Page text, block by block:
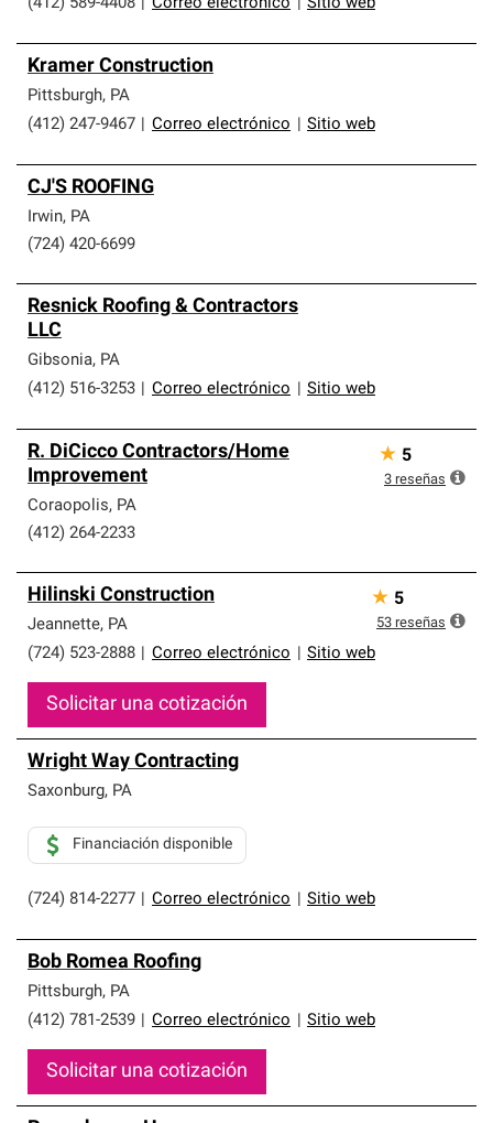
(412) 589-4408
Correo electrónico Sitio web
Kramer Construction
Pittsburgh, PA
(412) 247-9467
Correo electrónico Sitio web
CJ'S ROOFING
Irwin, PA
(724) 420-6699
Resnick Roofing & Contractors
LLC
Gibsonia, PA
(412) 516-3253
Correo electrónico Sitio web
R. DiCicco Contractors/Home
Improvement
Coraopolis, PA
(412) 264-2233
★ 5
3 reseñas
Hilinski Construction
Jeannette, PA
(724) 523-2888
Correo electrónico Sitio web
Solicitar una cotización
★ 5
53 reseñas
Wright Way Contracting
Saxonburg, PA
(724) 814-2277 Correo electrónico Sitio web
Financiación disponible
Bob Romea Roofing
Pittsburgh, PA
(412) 781-2539
Correo electrónico Sitio web
Solicitar una cotización